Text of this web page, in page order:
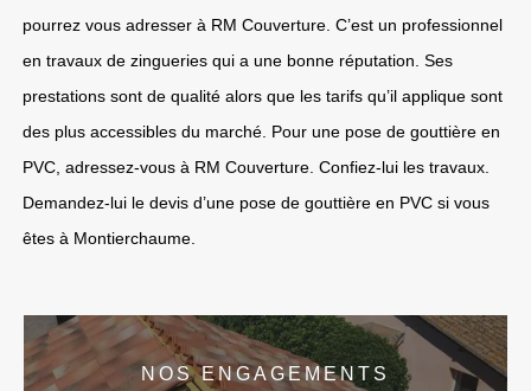
pourrez vous adresser à RM Couverture. C’est un professionnel
en travaux de zingueries qui a une bonne réputation. Ses
prestations sont de qualité alors que les tarifs qu’il applique sont
des plus accessibles du marché. Pour une pose de gouttière en
PVC, adressez-vous à RM Couverture. Confiez-lui les travaux.
Demandez-lui le devis d’une pose de gouttière en PVC si vous
êtes à Montierchaume.
NOS ENGAGEMENTS